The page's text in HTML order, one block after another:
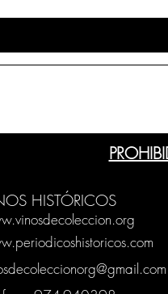
HISTÓRICOS